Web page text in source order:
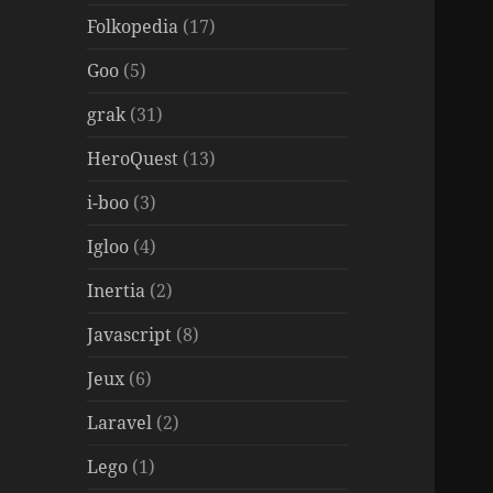
Folkopedia (17)
Goo (5)
grak(31)
HeroQuest (13)
i-boo (3)
Igloo (4)
Inertia (2)
Javascript (8)
Jeux (6)
Laravel (2)
Lego (1)